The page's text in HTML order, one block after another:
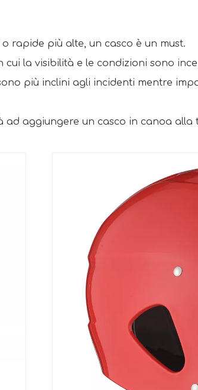
rapide più alte, un casco è un must.
cui la visibilità e le condizioni sono
più inclini agli incidenti mentre
aggiungere un casco in canoa alla